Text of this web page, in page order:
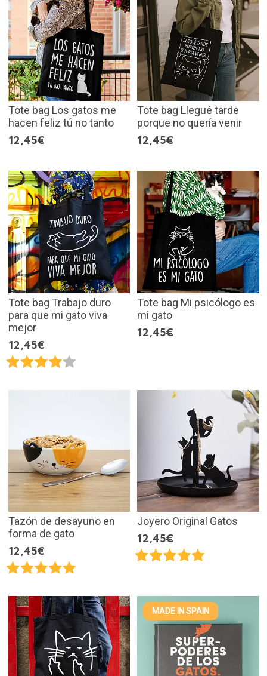
Tote bag Los gatos me
hacen feliz tú no tanto
12,45€
Tote bag Llegué tarde
porque no quería venir
12,45€
Tote bag Trabajo duro
para que mi gato viva
mejor
12,45€
Tote bag Mi psicólogo es
mi gato
12,45€
Tazón de desayuno en
forma de gato
12,45€
Joyero Original Gatos
12,45€
MADE IN SPAIN